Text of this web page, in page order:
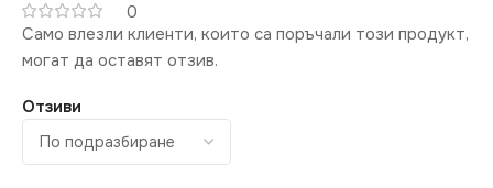
0
Отзиви
Само влезли клиенти, които са поръчали този продукт,
могат да оставят отзив.